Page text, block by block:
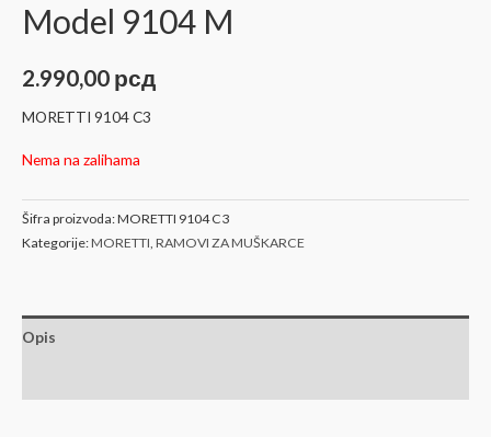
Model 9104 M
2.990,00 рсд
MORETTI 9104 C3
Nema na zalihama
Šifra proizvoda:MORETTI 9104 C3
Kategorije:MORETTI, RAMOVI ZA MUŠKARCE
Opis